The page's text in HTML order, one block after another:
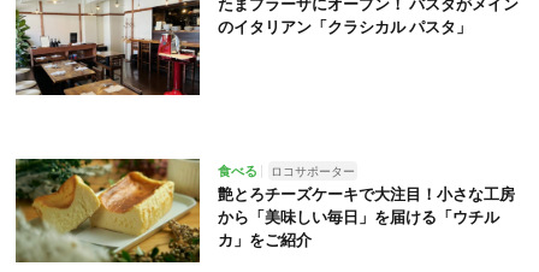
のイタリアン「クラシカル パスタ」
食べる ロコサポーター
艶とろチーズケーキで大注目！小さな工房
から「美味しい毎日」を届ける「ウチル
カ」をご紹介